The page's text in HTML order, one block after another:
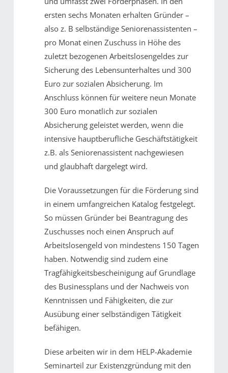
ersten sechs Monaten erhalten Gründer –
also z. B selbständige Seniorenassistenten –
pro Monat einen Zuschuss in Höhe des
zuletzt bezogenen Arbeitslosengeldes zur
Sicherung des Lebensunterhaltes und 300
Euro zur sozialen Absicherung. Im
Anschluss können für weitere neun Monate
300 Euro monatlich zur sozialen
Absicherung geleistet werden, wenn die
intensive hauptberufliche Geschäftstätigkeit
z.B. als Seniorenassistent nachgewiesen
und glaubhaft dargelegt wird.
Die Voraussetzungen für die Förderung sind
in einem umfangreichen Katalog festgelegt.
So müssen Gründer bei Beantragung des
Zuschusses noch einen Anspruch auf
Arbeitslosengeld von mindestens 150 Tagen
haben. Notwendig sind zudem eine
Tragfähigkeitsbescheinigung auf Grundlage
des Businessplans und der Nachweis von
Kenntnissen und Fähigkeiten, die zur
Ausübung einer selbständigen Tätigkeit
befähigen.
Diese arbeiten wir in dem HELP-Akademie
Seminarteil zur Existenzgründung mit den